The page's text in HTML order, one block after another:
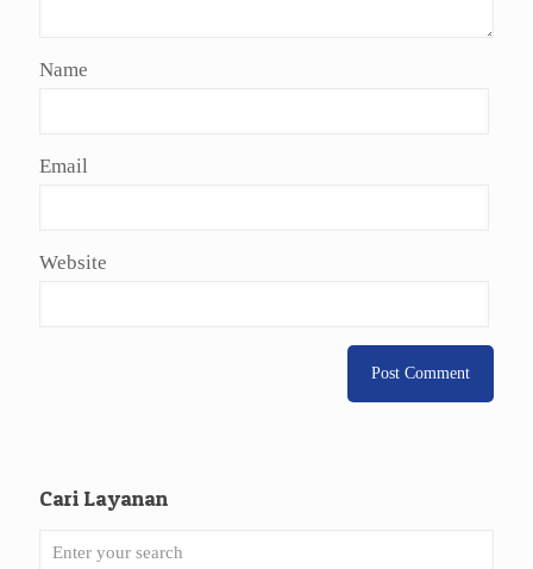
Name
Email
Website
Cari Layanan